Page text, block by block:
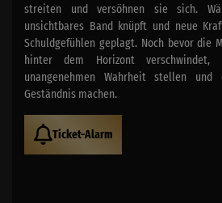
streiten und versöhnen sie sich.
unsichtbares Band knüpft und neue
Schuldgefühlen geplagt. Noch bevor die
hinter dem Horizont
unangenehmen Wahrheit stellen
Geständnis machen.
Ticket-Alarm